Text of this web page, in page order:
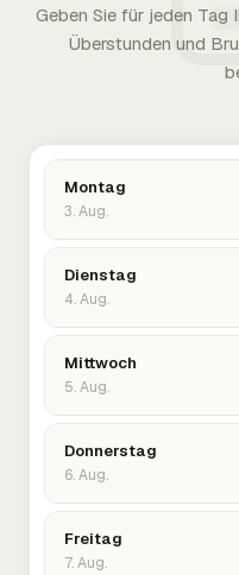
Geben Sie für jeden Tag
Überstunden und
Montag
3. Aug.
Dienstag
4. Aug.
Mittwoch
5. Aug.
Donnerstag
6. Aug.
Freitag
7. Aug.